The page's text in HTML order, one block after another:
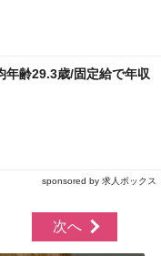
年齢29.3歳/固定給で年収
sponsored by 求人ボックス
次へ